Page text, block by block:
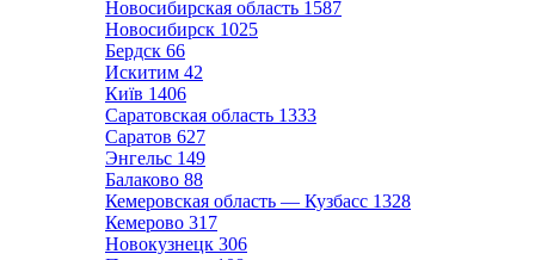
Новосибирская область 1587
Новосибирск 1025
Бердск 66
Искитим 42
Київ 1406
Саратовская область 1333
Саратов 627
Энгельс 149
Балаково 88
Кемеровская область — Кузбасс 1328
Кемерово 317
Новокузнецк 306